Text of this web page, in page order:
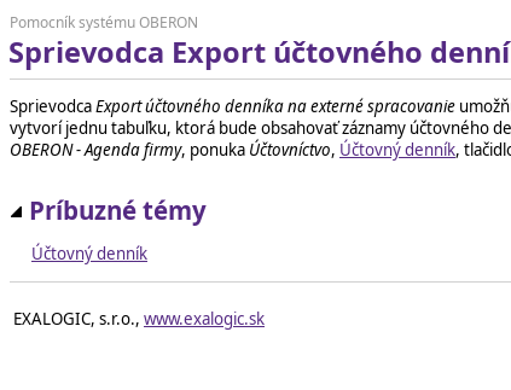
Pomocník systému OBERON
Sprievodca Export účtovného
SprievodcaExport účtovného denníka na externé spracovanie
vytvorí jednu tabuľku, ktorá bude obsahovať záznamy účtovného
OBERON - Agenda firmy, ponuka Účtovníctvo, Účtovný denník,
Príbuzné témy
Účtovný denník
EXALOGIC, s.r.o., www.exalogic.sk